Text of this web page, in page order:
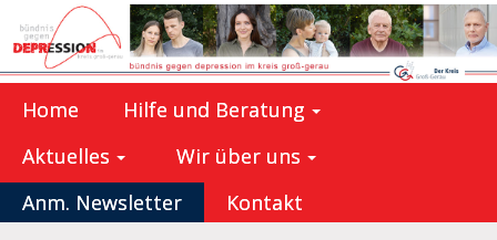
Home
Hilfe und Beratung
Aktuelles
Wir über uns
Anm. Newsletter
Kontakt